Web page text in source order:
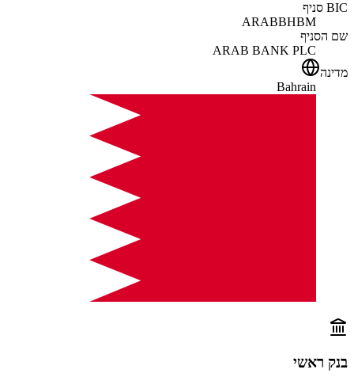
BIC סניף
ARABBHBM
שם הסניף
ARAB BANK PLC
מדינה
Bahrain
בנק ראשי